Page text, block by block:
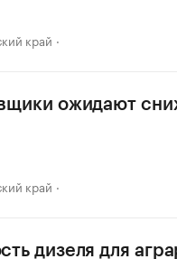
край
ожидают
край
дизеля для